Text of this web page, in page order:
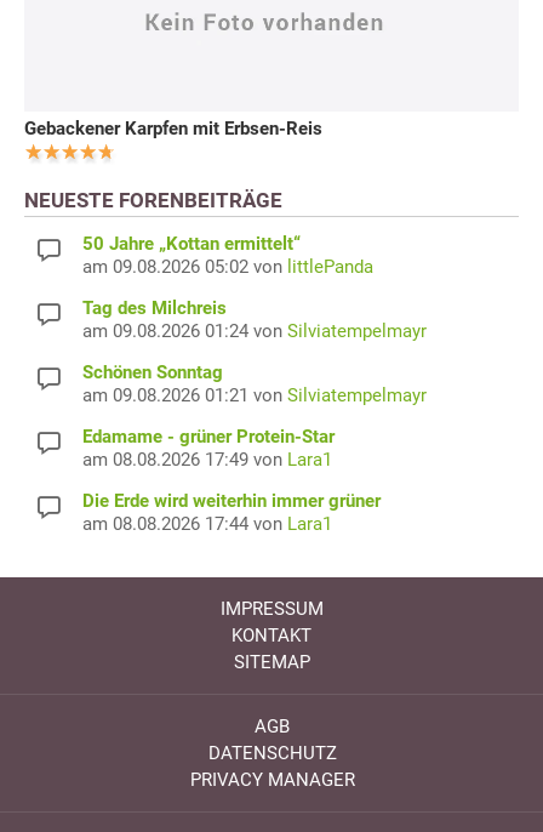
Gebackener Karpfen mit Erbsen-Reis
NEUESTE FORENBEITRÄGE
50 Jahre „Kottan ermittelt“
am 09.08.2026 05:02 von littlePanda
Tag des Milchreis
am 09.08.2026 01:24 von Silviatempelmayr
Schönen Sonntag
am 09.08.2026 01:21 von Silviatempelmayr
Edamame - grüner Protein-Star
am 08.08.2026 17:49 von Lara1
Die Erde wird weiterhin immer grüner
am 08.08.2026 17:44 von Lara1
IMPRESSUM
KONTAKT
SITEMAP
AGB
DATENSCHUTZ
PRIVACY MANAGER